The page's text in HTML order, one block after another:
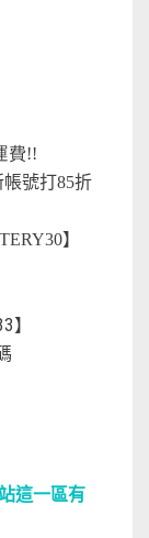
費!!
號打85折
】
】
這一區有